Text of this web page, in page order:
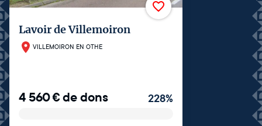
Lavoir de Villemoiron
VILLEMOIRON EN OTHE
4 560€de dons 228%